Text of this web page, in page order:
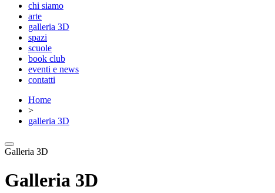
chi siamo
arte
galleria 3D
spazi
scuole
book club
eventi e news
contatti
Home
>
galleria 3D
Galleria 3D
Galleria 3D